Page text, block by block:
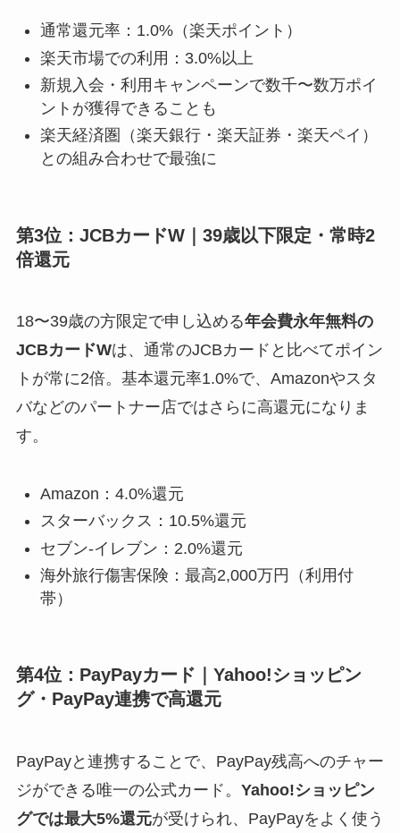
通常還元率：1.0%（楽天ポイント）
楽天市場での利用：3.0%以上
新規入会・利用キャンペーンで数千〜数万ポイ
ントが獲得できることも
楽天経済圏（楽天銀行・楽天証券・楽天ペイ）
との組み合わせで最強に
第3位：JCBカードW｜39歳以下限定・常時2
倍還元
18〜39歳の方限定で申し込める年会費永年無料の
JCBカードWは、通常のJCBカードと比べてポイン
トが常に2倍。基本還元率1.0%で、Amazonやスタ
バなどのパートナー店ではさらに高還元になりま
す。
Amazon：4.0%還元
スターバックス：10.5%還元
セブン-イレブン：2.0%還元
海外旅行傷害保険：最高2,000万円（利用付
帯）
第4位：PayPayカード｜Yahoo!ショッピン
グ・PayPay連携で高還元
PayPayと連携することで、PayPay残高へのチャー
ジができる唯一の公式カード。 Yahoo!ショッピン
グでは最大5%還元が受けられ、PayPayをよく使う